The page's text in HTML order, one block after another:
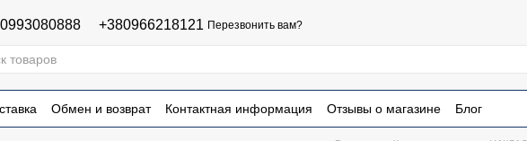
+380966218121 Перезвонить вам?
Обмен и возврат Контактная информация Отзывы о магазине
Блог
соглашение
Публичная оферта